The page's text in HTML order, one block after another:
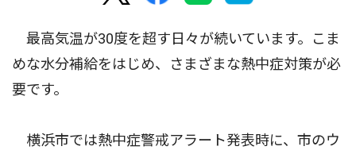
最高気温が30度を超す日々が続いています。こま
めな水分補給をはじめ、さまざまな熱中症対策が必
要です。
横浜市では熱中症警戒アラート発表時に、市のウ